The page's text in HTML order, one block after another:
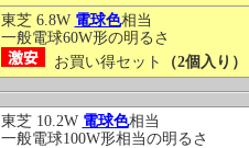
東芝 6.8W 電球色相当
一般電球60W形の明るさ
お買い得セット
（2個入り）
東芝 10.2W 電球色相当
一般電球100W形相当の明るさ